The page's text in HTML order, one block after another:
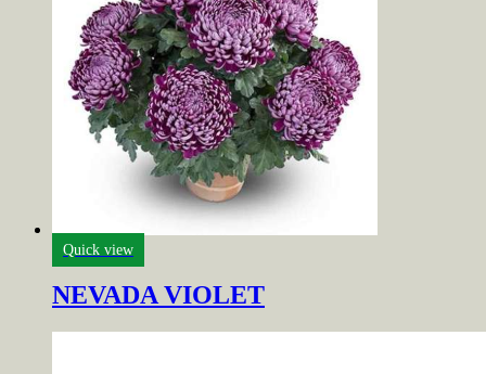
Quick view
NEVADA VIOLET